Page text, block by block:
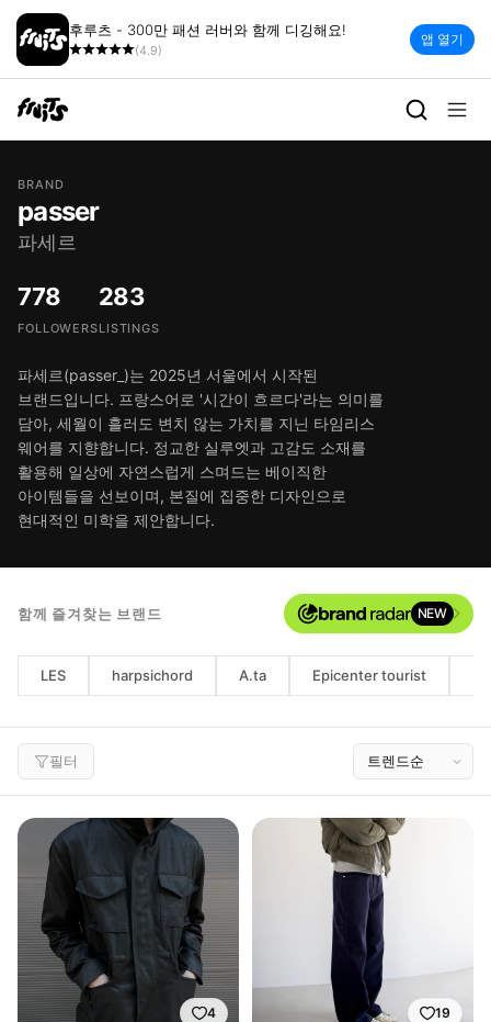
후루츠 - 300만 패션 러버와 함께 디깅해요!
(4.9)
앱 열기
BRAND
passer
파세르
778
FOLLOWERS
283
LISTINGS
파세르(passer_)는 2025년 서울에서 시작된
브랜드입니다. 프랑스어로 '시간이 흐르다'라는 의미를
담아, 세월이 흘러도 변치 않는 가치를 지닌 타임리스
웨어를 지향합니다. 정교한 실루엣과 고감도 소재를
활용해 일상에 자연스럽게 스며드는 베이직한
아이템들을 선보이며, 본질에 집중한 디자인으로
현대적인 미학을 제안합니다.
함께 즐겨찾는 브랜드 NEW
LES harpsichord A.ta Epicenter tourist
필터
4 19